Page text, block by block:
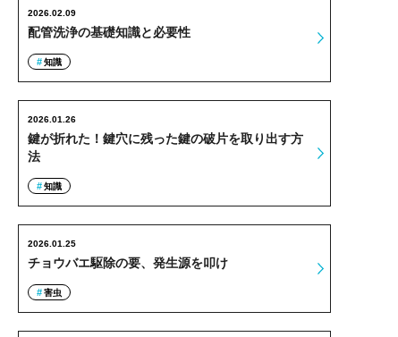
配管洗浄の基礎知識と必要性
2026.02.09
知識
鍵が折れた！鍵穴に残った鍵の破片を取り出す方
法
2026.01.26
知識
チョウバエ駆除の要、発生源を叩け
2026.01.25
害虫